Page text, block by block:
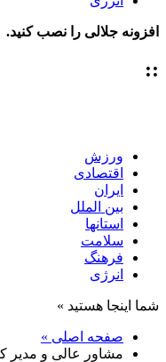
افزونه جلالی را نصب کنید.
::
ورزش
اقتصادی
ایران
بین الملل
استانها
سلامت
فرهنگ
انرژی
شما اینجا هستید »
صفحه اصلی »
مشاور عالی و مدیر